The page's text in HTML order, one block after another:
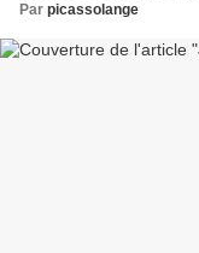
Par picassolange